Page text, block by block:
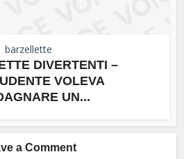
barzellette
DIVERTENTI –
VOLEVA
UN...
a Comment